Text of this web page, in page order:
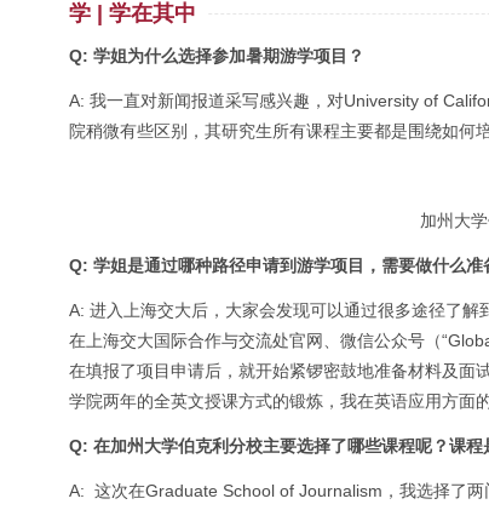
学 | 学在其中
Q: 学姐为什么选择参加暑期游学项目？
A: 我一直对新闻报道采写感兴趣，对University of
院稍微有些区别，其研究生所有课程主要都是围绕如何
加州大
Q: 学姐是通过哪种路径申请到游学项目，需要做什么准
A: 进入上海交大后，大家会发现可以通过很多途径了
在上海交大国际合作与交流处官网、微信公众号（
在填报了项目申请后，就开始紧锣密鼓地准备材料及面
学院两年的全英文授课方式的锻炼，我在英语应用方面
Q: 在加州大学伯克利分校主要选择了哪些课程呢？课程
A: 这次在Graduate School of Journalism，我选择了